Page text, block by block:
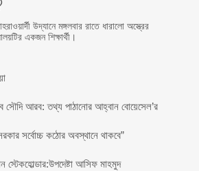
উদ্যানে মঙ্গলবার রাতে ধারালো অস্ত্রের
একজন শিক্ষার্থী।
সৌদি আরব: তথ্য পাঠানোর আহ্বান বোয়েসেল’র
সর্বোচ্চ কঠোর অবস্থানে থাকবে”
স্টেকহোল্ডার:উপদেষ্টা আসিফ মাহমুদ